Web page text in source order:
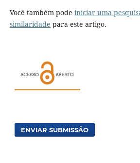
Você também pode iniciar uma
similaridade para este artigo.
ENVIAR SUBMISSÃO